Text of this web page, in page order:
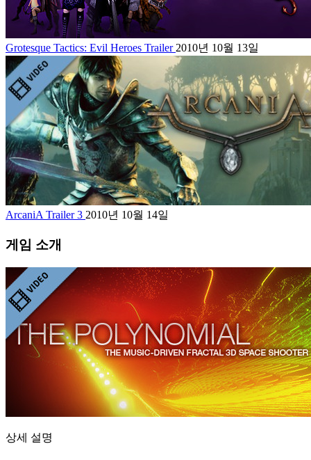
Grotesque Tactics: Evil Heroes Trailer 2010년 10월 13일
ArcaniA Trailer 3 2010년 10월 14일
게임 소개
상세 설명